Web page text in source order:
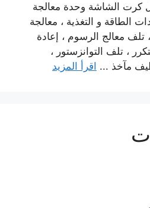
كرت الشاشة وحدة معالجة
الطاقة و التغذية ، معالجة
تلف معالج الرسوم ، إعادة
، تلف التوانزستور ،
مآخذ ... اقرأ المزيد